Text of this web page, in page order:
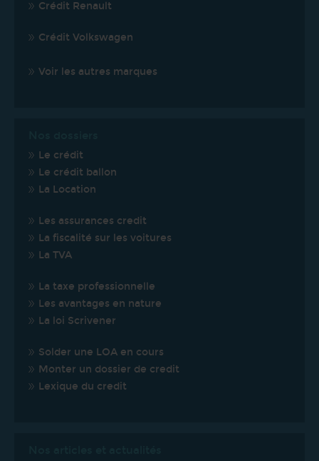
Crédit Renault
Crédit Volkswagen
Voir les autres marques
Le crédit
Le crédit ballon
La Location
Les assurances credit
La fiscalité sur les voitures
La TVA
La taxe professionnelle
Les avantages en nature
La loi Scrivener
Solder une LOA en cours
Monter un dossier de credit
Lexique du credit